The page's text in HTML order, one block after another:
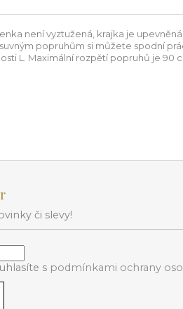
není vyztužená, krajka je
popruhům si můžete spodní
L. Maximální rozpětí popruhů je
či slevy!
s podmínkami ochrany